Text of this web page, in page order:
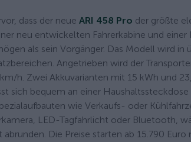
dass der neue ARI 458 Pro der größte
neu entwickelten Fahrerkabine und
als sein Vorgänger. Das Modell wird
Angetrieben wird der
h. Zwei Akkuvarianten mit 15 kWh und
sich bequem an einer
wie Verkaufs- oder
LED-Tagfahrlicht oder Bluetooth,
Die Preise starten ab 15.790